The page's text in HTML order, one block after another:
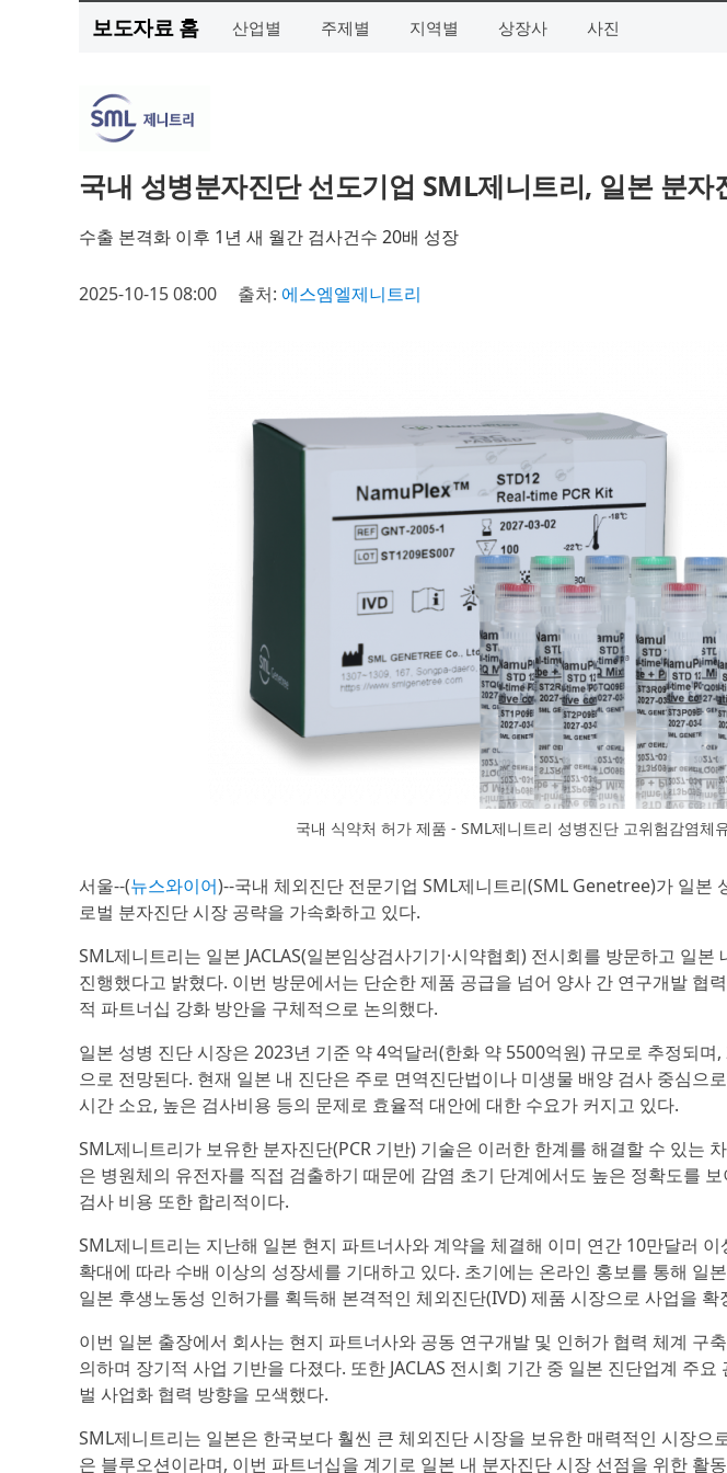
보도자료 홈 산업별 주제별 지역별 상장사 사진
국내 성병분자진단 선도기업 SML제니트리, 일본 분자
수출 본격화 이후 1년 새 월간 검사건수 20배 성장
2025-10-15 08:00 출처: 에스엠엘제니트리
국내 식약처 허가 제품 - SML제니트리 성병진단 고위험감염체
서울--(뉴스와이어)--국내 체외진단 전문기업 SML제니트리(SML Genetree)가 일본
로벌 분자진단 시장 공략을 가속화하고 있다.
SML제니트리는 일본 JACLAS(일본임상검사기기·시약협회) 전시회를 방문하고 일
진행했다고 밝혔다. 이번 방문에서는 단순한 제품 공급을 넘어 양사 간 연구개발 협
적 파트너십 강화 방안을 구체적으로 논의했다.
일본 성병 진단 시장은 2023년 기준 약 4억달러(한화 약 5500억원) 규모로 추정되
으로 전망된다. 현재 일본 내 진단은 주로 면역진단법이나 미생물 배양 검사 중심으
시간 소요, 높은 검사비용 등의 문제로 효율적 대안에 대한 수요가 커지고 있다.
SML제니트리가 보유한 분자진단(PCR 기반) 기술은 이러한 한계를 해결할 수 있는
은 병원체의 유전자를 직접 검출하기 때문에 감염 초기 단계에서도 높은 정확도를
검사 비용 또한 합리적이다.
SML제니트리는 지난해 일본 현지 파트너사와 계약을 체결해 이미 연간 10만달러
확대에 따라 수배 이상의 성장세를 기대하고 있다. 초기에는 온라인 홍보를 통해 일
일본 후생노동성 인허가를 획득해 본격적인 체외진단(IVD) 제품 시장으로 사업을 확
이번 일본 출장에서 회사는 현지 파트너사와 공동 연구개발 및 인허가 협력 체계 구
의하며 장기적 사업 기반을 다졌다. 또한 JACLAS 전시회 기간 중 일본 진단업계 주
벌 사업화 협력 방향을 모색했다.
SML제니트리는 일본은 한국보다 훨씬 큰 체외진단 시장을 보유한 매력적인 시장으
은 블루오션이라며, 이번 파트너십을 계기로 일본 내 분자진단 시장 선점을 위한 활